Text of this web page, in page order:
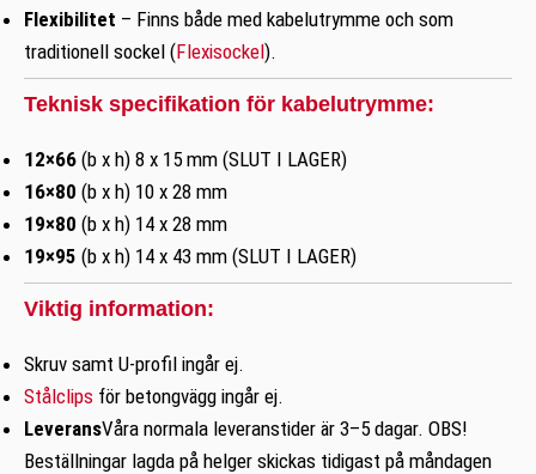
Flexibilitet – Finns både med kabelutrymme och som
traditionell sockel (Flexisockel).
Teknisk specifikation för kabelutrymme:
12×66 (b x h) 8 x 15 mm (SLUT I LAGER)
16×80 (b x h) 10 x 28 mm
19×80 (b x h) 14 x 28 mm
19×95 (b x h) 14 x 43 mm (SLUT I LAGER)
Viktig information:
Skruv samt U-profil ingår ej.
Stålclips för betongvägg ingår ej.
LeveransVåra normala leveranstider är 3–5 dagar. OBS!
Beställningar lagda på helger skickas tidigast på måndagen